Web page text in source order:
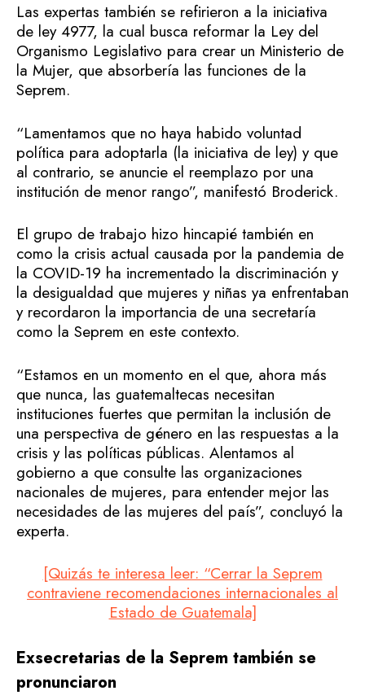
Las expertas también se refirieron a la iniciativa
de ley 4977, la cual busca reformar la Ley del
Organismo Legislativo para crear un Ministerio de
la Mujer, que absorbería las funciones de la
Seprem.
“Lamentamos que no haya habido voluntad
política para adoptarla (la iniciativa de ley) y que
al contrario, se anuncie el reemplazo por una
institución de menor rango”, manifestó Broderick.
El grupo de trabajo hizo hincapié también en
como la crisis actual causada por la pandemia de
la COVID-19 ha incrementado la discriminación y
la desigualdad que mujeres y niñas ya enfrentaban
y recordaron la importancia de una secretaría
como la Seprem en este contexto.
“Estamos en un momento en el que, ahora más
que nunca, las guatemaltecas necesitan
instituciones fuertes que permitan la inclusión de
una perspectiva de género en las respuestas a la
crisis y las políticas públicas. Alentamos al
gobierno a que consulte las organizaciones
nacionales de mujeres, para entender mejor las
necesidades de las mujeres del país”, concluyó la
experta.
[Quizás te interesa leer: “Cerrar la Seprem
contraviene recomendaciones internacionales al
Estado de Guatemala]
Exsecretarias de la Seprem también se
pronunciaron